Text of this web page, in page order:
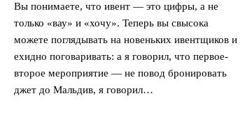
Вы понимаете, что ивент — это цифры, а не
только «вау» и «хочу». Теперь вы свысока
можете поглядывать на новеньких ивентщиков и
ехидно поговаривать: а я говорил, что первое-
второе мероприятие — не повод бронировать
джет до Мальдив, я говорил…